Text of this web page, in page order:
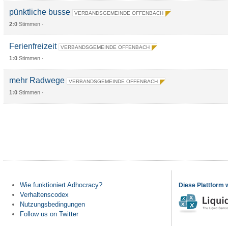
pünktliche busse VERBANDSGEMEINDE OFFENBACH
2:0Stimmen ·
Ferienfreizeit VERBANDSGEMEINDE OFFENBACH
1:0Stimmen ·
mehr Radwege VERBANDSGEMEINDE OFFENBACH
1:0Stimmen ·
Wie funktioniert Adhocracy?
Verhaltenscodex
Nutzungsbedingungen
Follow us on Twitter
Diese Plattform